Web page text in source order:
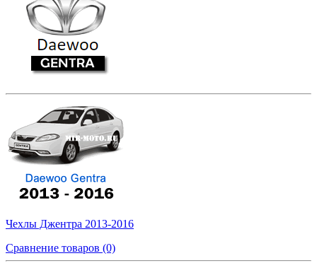
Чехлы Джентра 2013-2016
Сравнение товаров (0)